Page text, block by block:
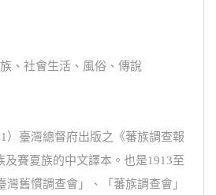
、社會生活、風俗、傳說
）臺灣總督府出版之《蕃族調查報
及賽夏族的中文譯本。也是1913至
灣舊慣調查會」、「蕃族調查會」